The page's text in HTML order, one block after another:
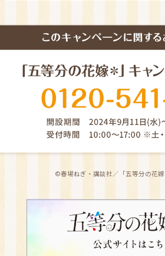
©春場ねぎ・講談社／「五等分の花